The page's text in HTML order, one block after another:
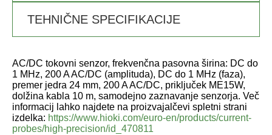
TEHNIČNE SPECIFIKACIJE
AC/DC tokovni senzor, frekvenčna pasovna širina: DC do
1 MHz, 200 A AC/DC (amplituda), DC do 1 MHz (faza),
premer jedra 24 mm, 200 A AC/DC, priključek ME15W,
dolžina kabla 10 m, samodejno zaznavanje senzorja. Več
informacij lahko najdete na proizvajalčevi spletni strani
izdelka: https://www.hioki.com/euro-en/products/current-
probes/high-precision/id_470811